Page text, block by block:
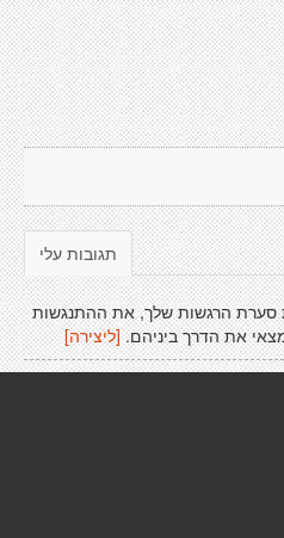
תגובות עלי
הרגשות שלך, את ההתנגשות
את הדרך ביניהם. [ליצירה]